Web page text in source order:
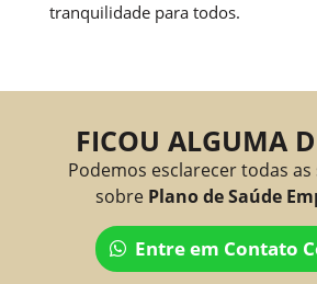
tranquilidade para todos.
FICOU ALGUMA
Podemos esclarecer todas as
sobre Plano de Saúde
Entre em Contato